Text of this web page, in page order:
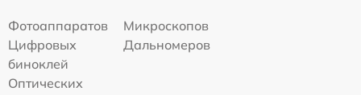
Фотоаппаратов
Микроскопов
Цифровых
биноклей
Дальномеров
Оптических